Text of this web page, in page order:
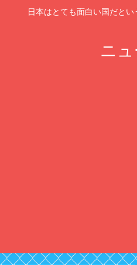
日本はとても面白い国だと
ニ